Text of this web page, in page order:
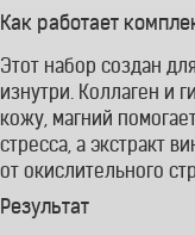
Как работает
Этот набор создан
изнутри. Коллаген и
кожу, магний
стресса, а экстракт
от окислительного
Результат